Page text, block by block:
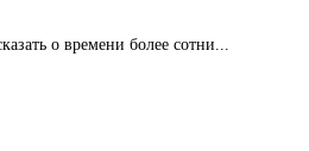
о времени более сотни...